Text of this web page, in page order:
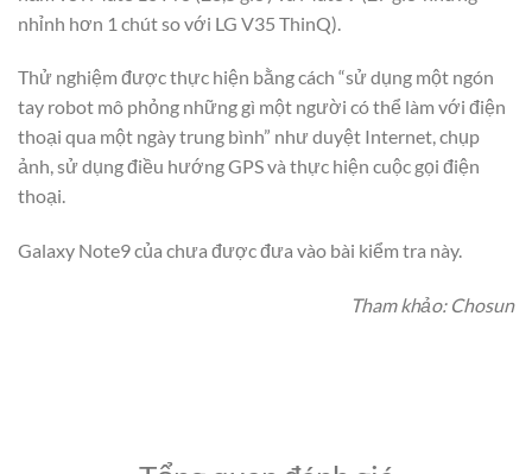
nhỉnh hơn 1 chút so với LG V35 ThinQ).
Thử nghiệm được thực hiện bằng cách “sử dụng một ngón
tay robot mô phỏng những gì một người có thể làm với điện
thoại qua một ngày trung bình” như duyệt Internet, chụp
ảnh, sử dụng điều hướng GPS và thực hiện cuộc gọi điện
thoại.
Galaxy Note9 của chưa được đưa vào bài kiểm tra này.
Tham khảo: Chosun